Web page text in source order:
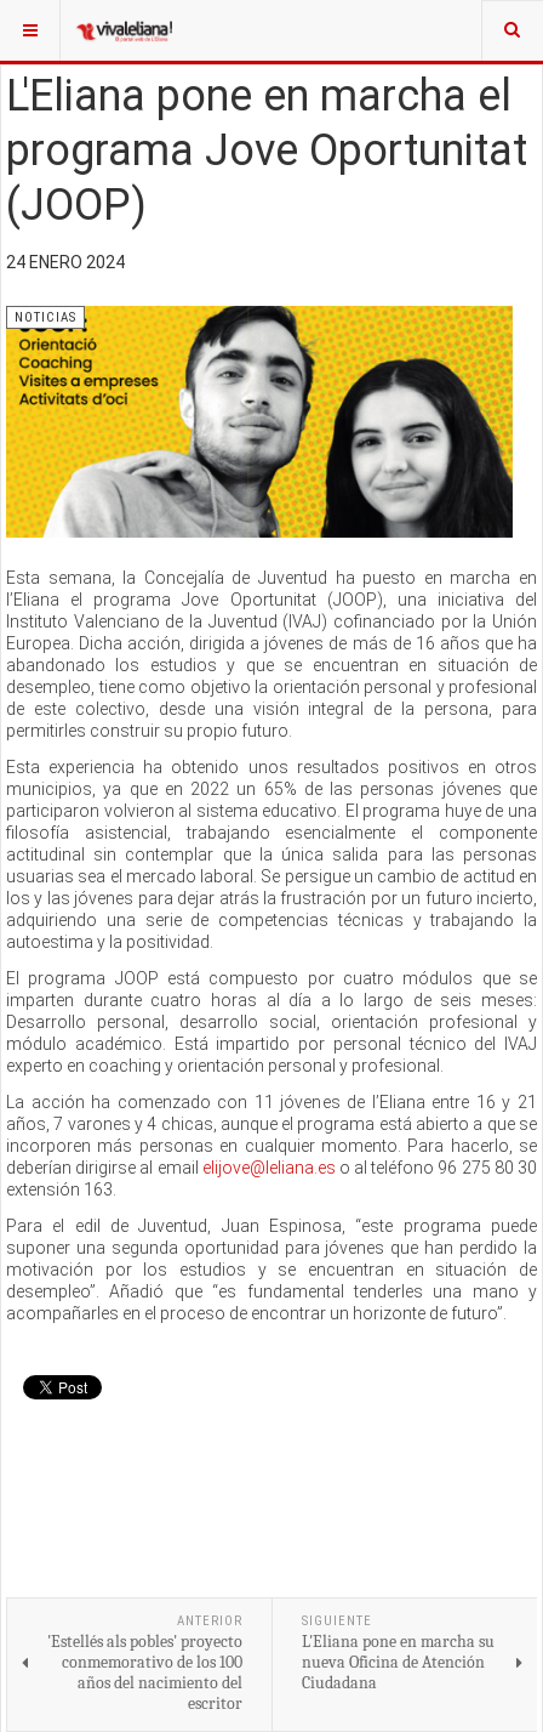
L'Eliana pone en marcha el
programa Jove Oportunitat
(JOOP)
24 ENERO 2024
NOTICIAS
Esta semana, la Concejalía de Juventud ha puesto en marcha en
l’Eliana el programa Jove Oportunitat (JOOP), una iniciativa del
Instituto Valenciano de la Juventud (IVAJ) cofinanciado por la Unión
Europea. Dicha acción, dirigida a jóvenes de más de 16 años que ha
abandonado los estudios y que se encuentran en situación de
desempleo, tiene como objetivo la orientación personal y profesional
de este colectivo, desde una visión integral de la persona, para
permitirles construir su propio futuro.
Esta experiencia ha obtenido unos resultados positivos en otros
municipios, ya que en 2022 un 65% de las personas jóvenes que
participaron volvieron al sistema educativo. El programa huye de una
filosofía asistencial, trabajando esencialmente el componente
actitudinal sin contemplar que la única salida para las personas
usuarias sea el mercado laboral. Se persigue un cambio de actitud en
los y las jóvenes para dejar atrás la frustración por un futuro incierto,
adquiriendo una serie de competencias técnicas y trabajando la
autoestima y la positividad.
El programa JOOP está compuesto por cuatro módulos que se
imparten durante cuatro horas al día a lo largo de seis meses:
Desarrollo personal, desarrollo social, orientación profesional y
módulo académico. Está impartido por personal técnico del IVAJ
experto en coaching y orientación personal y profesional.
La acción ha comenzado con 11 jóvenes de l’Eliana entre 16 y 21
años, 7 varones y 4 chicas, aunque el programa está abierto a que se
incorporen más personas en cualquier momento. Para hacerlo, se
deberían dirigirse al email elijove@leliana.es o al teléfono 96 275 80 30
extensión 163.
Para el edil de Juventud, Juan Espinosa, “este programa puede
suponer una segunda oportunidad para jóvenes que han perdido la
motivación por los estudios y se encuentran en situación de
desempleo”. Añadió que “es fundamental tenderles una mano y
acompañarles en el proceso de encontrar un horizonte de futuro”.
ANTERIOR
'Estellés als pobles' proyecto
conmemorativo de los 100
años del nacimiento del
escritor
SIGUIENTE
L'Eliana pone en marcha su
nueva Oficina de Atención
Ciudadana